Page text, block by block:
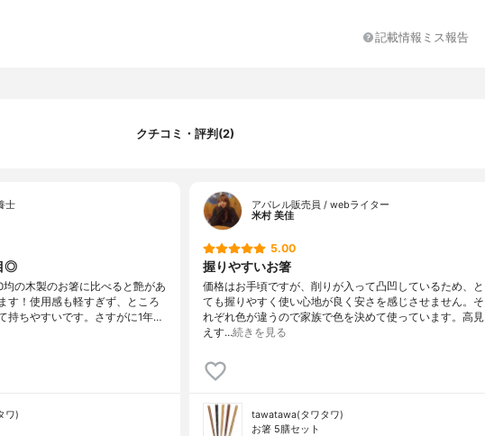
記載情報ミス報告
クチコミ・評判(2)
士
◎
の木製のお箸に比べると艶があ
す！使用感も軽すぎず、ところ
持ちやすいです。さすがに1年…
ワ)
アパレル販売員 / webライター
米村 美佳
5.00
握りやすいお箸
価格はお手頃ですが、削りが入って凸凹しているため、と
ても握りやすく使い心地が良く安さを感じさせません。そ
れぞれ色が違うので家族で色を決めて使っています。高見
えす…続きを見る
tawatawa(タワタワ)
お箸 5膳セット